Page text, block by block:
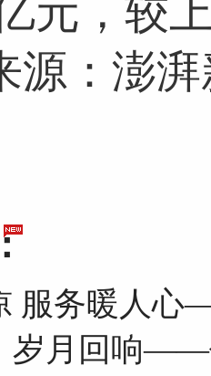
元，较
源：澎
服务暖人
岁月回响——